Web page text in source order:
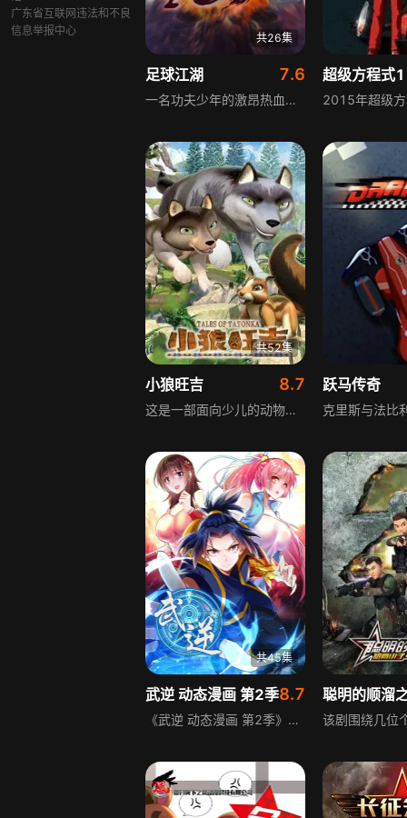
广东省互联网违法和不良
信息举报中心
共26集
足球江湖 7.6
一名功夫少年的激昂热血，一群足球少年的斑斓足球梦。飞扬的年纪、喧闹的绿茵场、掀动的尘土，挥洒的汗水、悲伤的眼泪，激动的拥抱、闪亮的奖杯，都将汇成你心中最耀眼的足球江湖。在功夫与足球激荡的江湖中，少年的足球梦激昂而美好，却充斥着足球的现实和残酷，桀骜不驯的少年们将挣脱外界枷锁，走出自己的足球之路，少年的青春热血足球梦即将展开。
超级方程式1
共52集
小狼旺吉 8.7
这是一部面向少儿的动物冒险动画，讲述了四只小狼跟随导师野牛Tatonka在自然中探索成长的故事。野牛Tatonka是充满智慧的导师，将自身的知识与经验毫无保留地传授给小狼们，引导他们学会用不同的视角去观察、认识奇妙的大自然。每一集的内容，都会由Tatonka用一句谚语开启和收尾，精准总结本集中小狼们的种种行为与收获，兼具趣味性与教育意义。
跃马传奇
共45集
武逆 动态漫画 第2季8.7
《武逆 动态漫画 第2季》延续前作的玄幻热血风格，讲述主角风浩完成三年前的约定，打败韵影后名声大噪，但危机并未解除，暗影魔教伺机而动，随时都可能对风浩造成威胁。为了获得更强的实力，应对即将到来的挑战，风浩展开了新的征程，踏上了提升自身能力的道路。